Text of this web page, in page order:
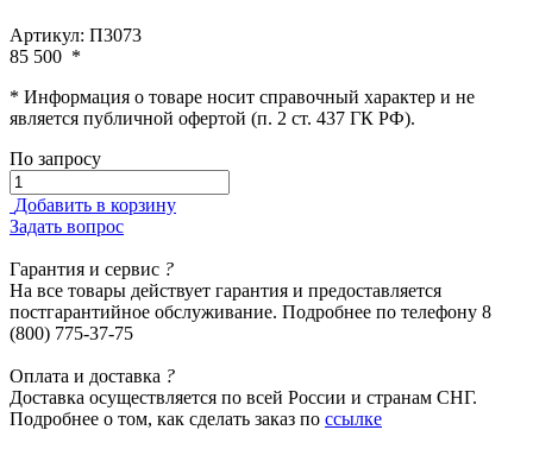
Артикул: П3073
85 500 *
* Информация о товаре носит справочный характер и не
является публичной офертой (п. 2 ст. 437 ГК РФ).
По запросу
Добавить в корзину
Задать вопрос
Гарантия и сервис ?
На все товары действует гарантия и предоставляется
постгарантийное обслуживание. Подробнее по телефону 8
(800) 775-37-75
Оплата и доставка ?
Доставка осуществляется по всей России и странам СНГ.
Подробнее о том, как сделать заказ по ссылке